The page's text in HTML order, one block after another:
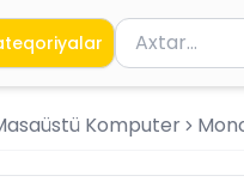
Məhsul axtar
Axtarış üçün
Komputer